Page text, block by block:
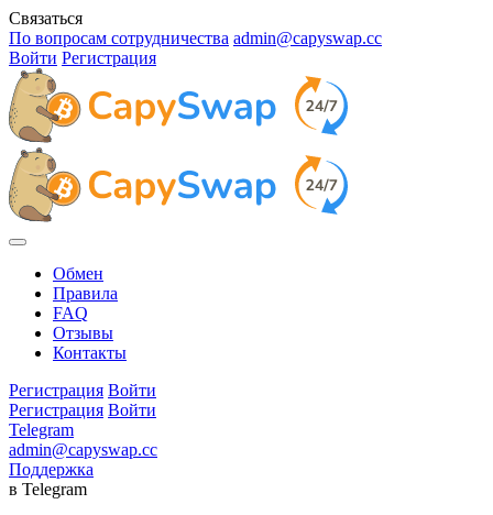
Связаться
По вопросам сотрудничества admin@capyswap.cc
Войти Регистрация
Обмен
Правила
FAQ
Отзывы
Контакты
Регистрация Войти
Регистрация Войти
Telegram
admin@capyswap.cc
Поддержка
в Telegram